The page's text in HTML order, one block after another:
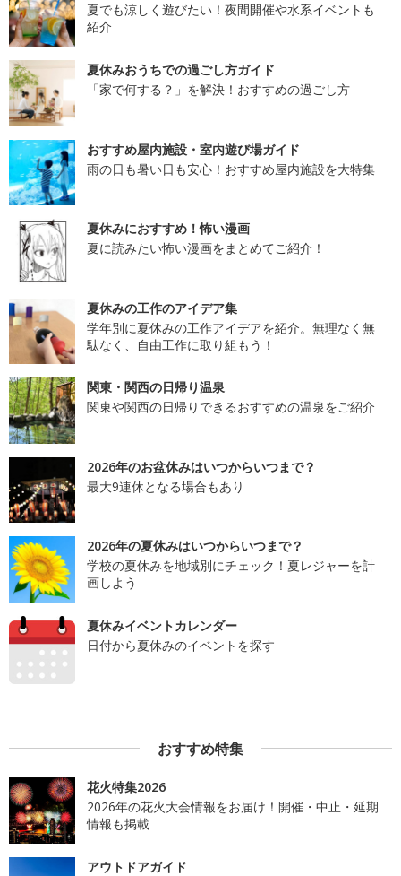
夏でも涼しく遊びたい！夜間開催や水系イベントも
紹介
夏休みおうちでの過ごし方ガイド
「家で何する？」を解決！おすすめの過ごし方
おすすめ屋内施設・室内遊び場ガイド
雨の日も暑い日も安心！おすすめ屋内施設を大特集
夏休みにおすすめ！怖い漫画
夏に読みたい怖い漫画をまとめてご紹介！
夏休みの工作のアイデア集
学年別に夏休みの工作アイデアを紹介。無理なく無
駄なく、自由工作に取り組もう！
関東・関西の日帰り温泉
関東や関西の日帰りできるおすすめの温泉をご紹介
2026年のお盆休みはいつからいつまで？
最大9連休となる場合もあり
2026年の夏休みはいつからいつまで？
学校の夏休みを地域別にチェック！夏レジャーを計
画しよう
夏休みイベントカレンダー
日付から夏休みのイベントを探す
おすすめ特集
花火特集2026
2026年の花火大会情報をお届け！開催・中止・延期
情報も掲載
アウトドアガイド